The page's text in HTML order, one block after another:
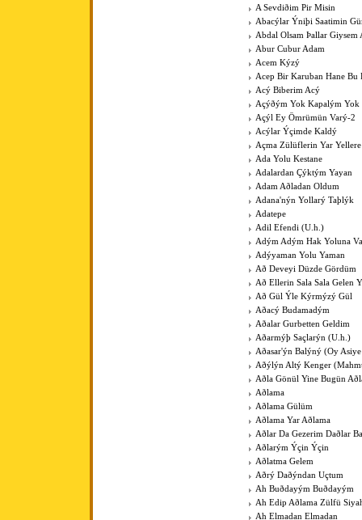
A Sevdiðim Pir Misin
Abacýlar Ýniþi Saatimin
Abdal Olsam Þallar Giysem
Abur Cubur Adam
Acem Kýzý
Acep Bir Karuban Hane Bu
Acý Biberim Acý
Açýðým Yok Kapalým Yok
Açýl Ey Ömrümün Varý-2
Acýlar Ýçimde Kaldý
Açma Zülüflerin Yar
Ada Yolu Kestane
Adalardan Çýktým Yayan
Adam Aðladan Oldum
Adana'nýn Yollarý Taþlýk
Adatepe
Adil Efendi (U.h.)
Adým Adým Hak Yoluna
Adýyaman Yolu Yaman
Að Deveyi Düzde Gördüm
Að Ellerin Sala Sala Gelen
Að Gül Ýle Kýrmýzý Gül
Aðacý Budamadým
Aðalar Gurbetten Geldim
Aðarmýþ Saçlarýn (U.h.)
Aðasar'ýn Balýný (Oy
Aðýlýn Altý Kenger
Aðla Gönül Yine Bugün
Aðlama
Aðlama Gülüm
Aðlama Yar Aðlama
Aðlar Da Gezerim Daðlar
Aðlarým Ýçin Ýçin
Aðlatma Gelem
Aðrý Daðýndan Uçtum
Ah Buðdayým Buðdayým
Ah Edip Aðlama Zülfü
Ah Elmadan Elmadan